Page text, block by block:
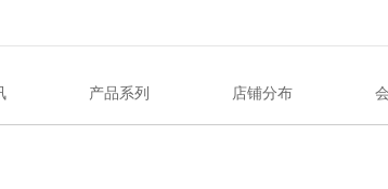
产品系列 店铺分布